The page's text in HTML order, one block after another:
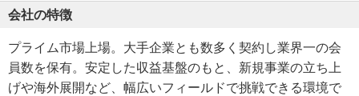
会社の特徴
プライム市場上場。大手企業とも数多く契約し業界一の会
員数を保有。安定した収益基盤のもと、新規事業の立ち上
げや海外展開など、幅広いフィールドで挑戦できる環境で